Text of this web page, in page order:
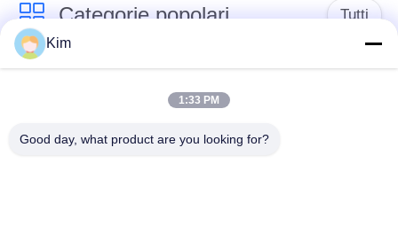
Categorie popolari Tutti
cinghia della rete
della maglia
Kim
1:33 PM
Good day, what product are you looking for?